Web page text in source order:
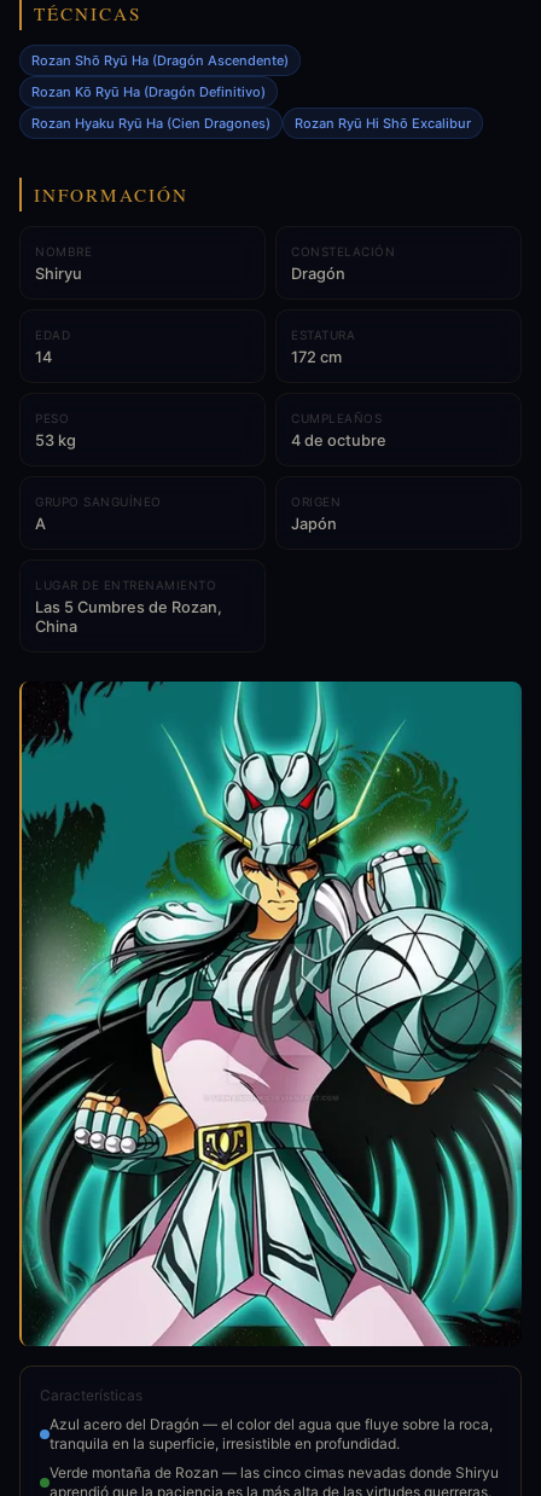
TÉCNICAS
Rozan Shō Ryū Ha (Dragón Ascendente)
Rozan Kō Ryū Ha (Dragón Definitivo)
Rozan Hyaku Ryū Ha (Cien Dragones)
Rozan Ryū Hi Shō Excalibur
INFORMACIÓN
NOMBRE
Shiryu
CONSTELACIÓN
Dragón
EDAD
14
ESTATURA
172 cm
PESO
53 kg
CUMPLEAÑOS
4 de octubre
GRUPO SANGUÍNEO
A
ORIGEN
Japón
LUGAR DE ENTRENAMIENTO
Las 5 Cumbres de Rozan,
China
Características
Azul acero del Dragón — el color del agua que fluye sobre la roca,
tranquila en la superficie, irresistible en profundidad.
Verde montaña de Rozan — las cinco cimas nevadas donde Shiryu
aprendió que la paciencia es la más alta de las virtudes guerreras.